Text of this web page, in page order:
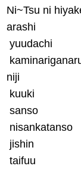
Ni~Tsu ni
arashi
yuudachi
niji
kuuki
sanso
nisankatanso
jishin
taifuu